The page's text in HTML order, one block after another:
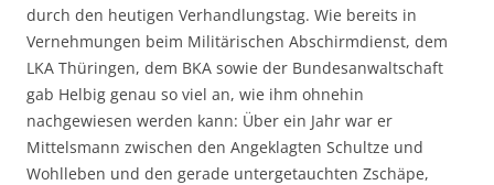
durch den heutigen Verhandlungstag. Wie bereits in
Vernehmungen beim Militärischen Abschirmdienst, dem
LKA Thüringen, dem BKA sowie der Bundesanwaltschaft
gab Helbig genau so viel an, wie ihm ohnehin
nachgewiesen werden kann: Über ein Jahr war er
Mittelsmann zwischen den Angeklagten Schultze und
Wohlleben und den gerade untergetauchten Zschäpe,